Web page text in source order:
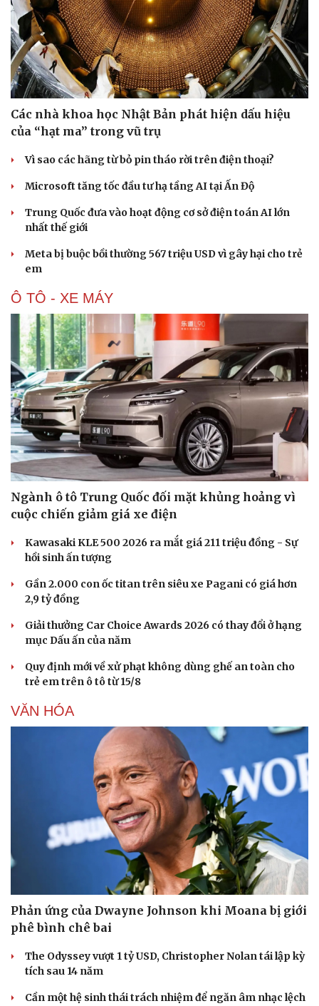
Văn hóa
Sân khấu - Điện ảnh
Văn học
Âm nhạc
Di sản
Giải trí
Nghệ sĩ
Thời trang
Sao Việt
Các nhà khoa học Nhật Bản phát hiện dấu hiệu
của “hạt ma” trong vũ trụ
Vì sao các hãng từ bỏ pin tháo rời trên điện thoại?
Microsoft tăng tốc đầu tư hạ tầng AI tại Ấn Độ
Trung Quốc đưa vào hoạt động cơ sở điện toán AI lớn
nhất thế giới
Meta bị buộc bồi thường 567 triệu USD vì gây hại cho trẻ
em
Ô TÔ - XE MÁY
Ngành ô tô Trung Quốc đối mặt khủng hoảng vì
cuộc chiến giảm giá xe điện
Kawasaki KLE 500 2026 ra mắt giá 211 triệu đồng - Sự
hồi sinh ấn tượng
Gần 2.000 con ốc titan trên siêu xe Pagani có giá hơn
2,9 tỷ đồng
Giải thưởng Car Choice Awards 2026 có thay đổi ở hạng
mục Dấu ấn của năm
Quy định mới về xử phạt không dùng ghế an toàn cho
trẻ em trên ô tô từ 15/8
VĂN HÓA
Phản ứng của Dwayne Johnson khi Moana bị giới
phê bình chê bai
The Odyssey vượt 1 tỷ USD, Christopher Nolan tái lập kỳ
tích sau 14 năm
Cần một hệ sinh thái trách nhiệm để ngăn âm nhạc lệch